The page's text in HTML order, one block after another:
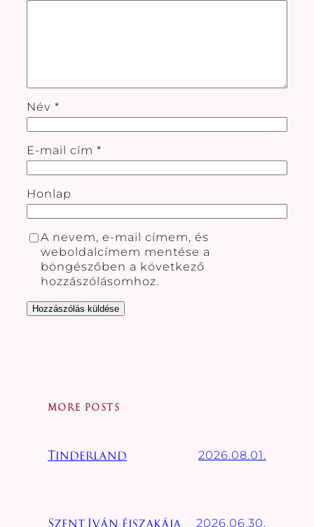
Név *
E-mail cím *
Honlap
A nevem, e-mail címem, és
weboldalcímem mentése a
böngészőben a következő
hozzászólásomhoz.
MORE POSTS
Tinderland 2026.08.01.
Szent Iván éjszakája 2026.06.30.